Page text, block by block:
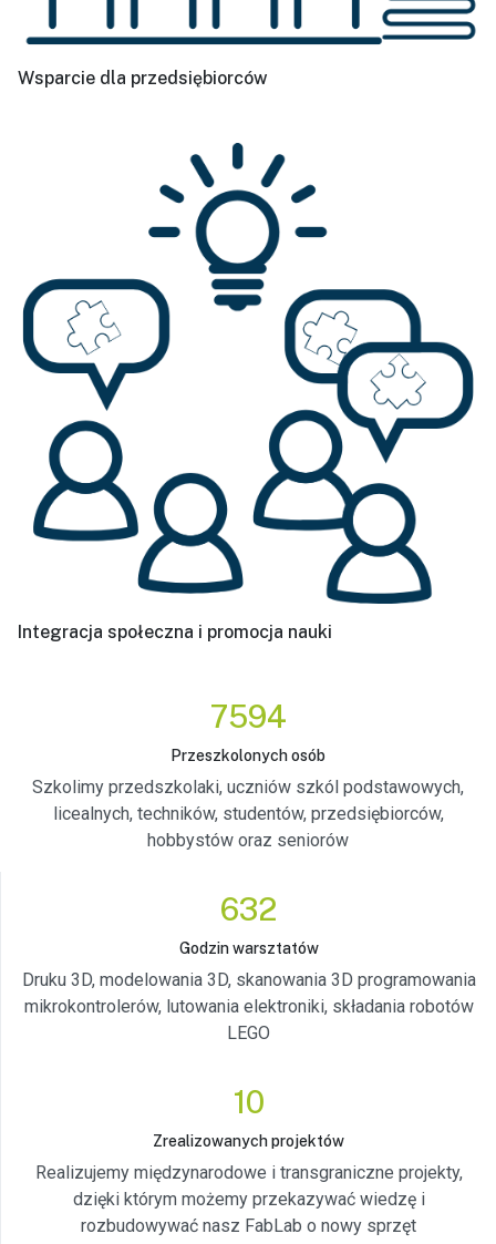
Wsparcie dla przedsiębiorców
Integracja społeczna i promocja nauki
7594
Przeszkolonych osób
Szkolimy przedszkolaki, uczniów szkól podstawowych,
licealnych, techników, studentów, przedsiębiorców,
hobbystów oraz seniorów
632
Godzin warsztatów
Druku 3D, modelowania 3D, skanowania 3D programowania
mikrokontrolerów, lutowania elektroniki, składania robotów
LEGO
10
Zrealizowanych projektów
Realizujemy międzynarodowe i transgraniczne projekty,
dzięki którym możemy przekazywać wiedzę i
rozbudowywać nasz FabLab o nowy sprzęt